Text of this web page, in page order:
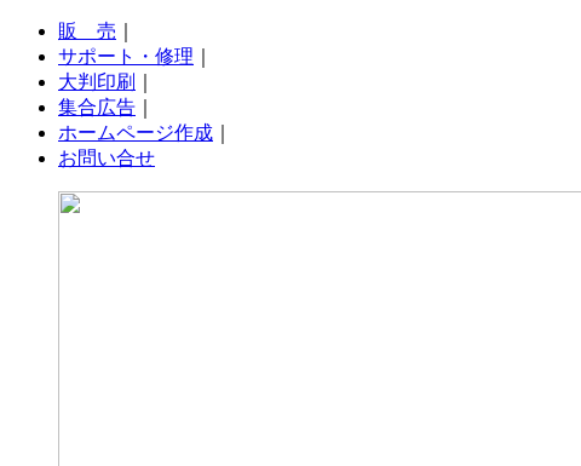
販 売
サポート・修理
大判印刷
集合広告
ホームページ作成
お問い合せ